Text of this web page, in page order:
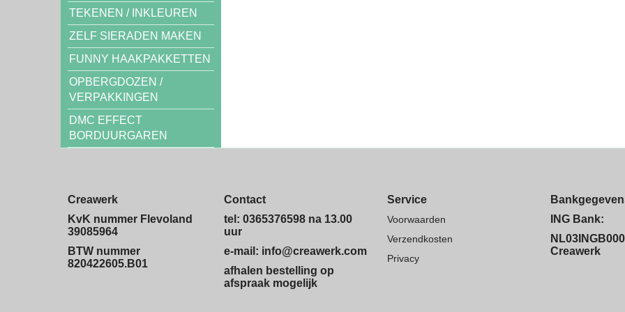
TEKENEN / INKLEUREN
ZELF SIERADEN MAKEN
FUNNY HAAKPAKKETTEN
OPBERGDOZEN /
VERPAKKINGEN
DMC EFFECT
BORDUURGAREN
Creawerk
KvK nummer Flevoland
39085964
BTW nummer
820422605.B01
Contact
tel: 0365376598 na 13.00
uur
e-mail: info@creawerk.com
afhalen bestelling op
afspraak mogelijk
Service
Voorwaarden
Verzendkosten
Privacy
ING Bank:
Creawerk